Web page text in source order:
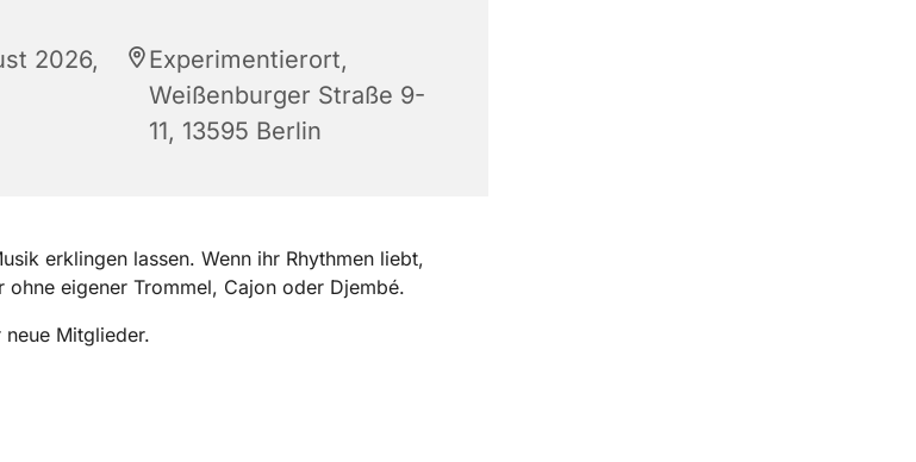
2026,
Experimentierort,
Weißenburger Straße 9-
11, 13595 Berlin
erklingen lassen. Wenn ihr Rhythmen liebt,
eigener Trommel, Cajon oder Djembé.
Mitglieder.